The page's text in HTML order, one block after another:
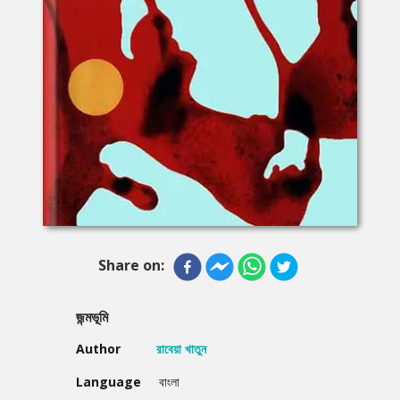
Share on:
জন্মভূমি
Author
রাবেয়া খাতুন
Language
বাংলা